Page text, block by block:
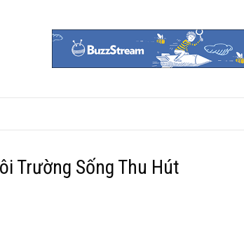
Trường Sống Thu Hút